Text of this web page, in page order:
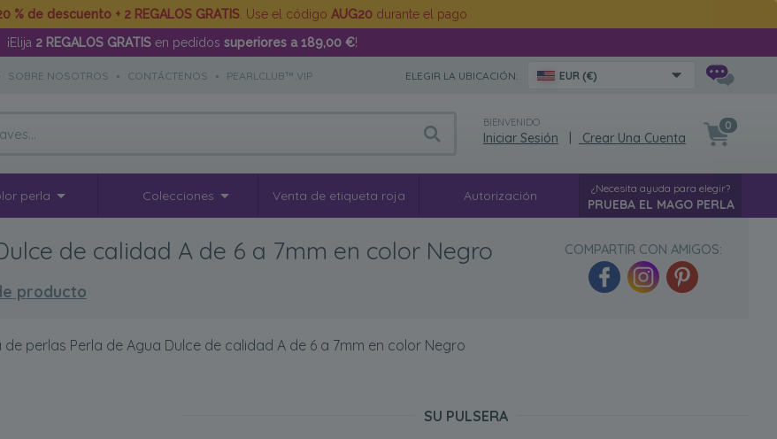
% de descuento + 2 REGALOS GRATIS. Use el código AUG20durante el pago
¡Elija 2 REGALOS GRATIS en pedidos superiores a 189,00 €!
SOBRE NOSOTROS • CONTÁCTENOS • PEARLCLUB™ VIP ELEGIR LA UBICACIÓN: EUR (€)
BIENVENIDO
Iniciar Sesión Crear Una Cuenta
0
perla Colecciones Venta de etiqueta roja Autorización ¿Necesita ayuda para elegir?
PRUEBA EL MAGO PERLA
de calidad A de 6 a 7mm en color Negro
producto
COMPARTIR CON AMIGOS:
de perlas Perla de Agua Dulce de calidad A de 6 a 7mm en color Negro
SU PULSERA